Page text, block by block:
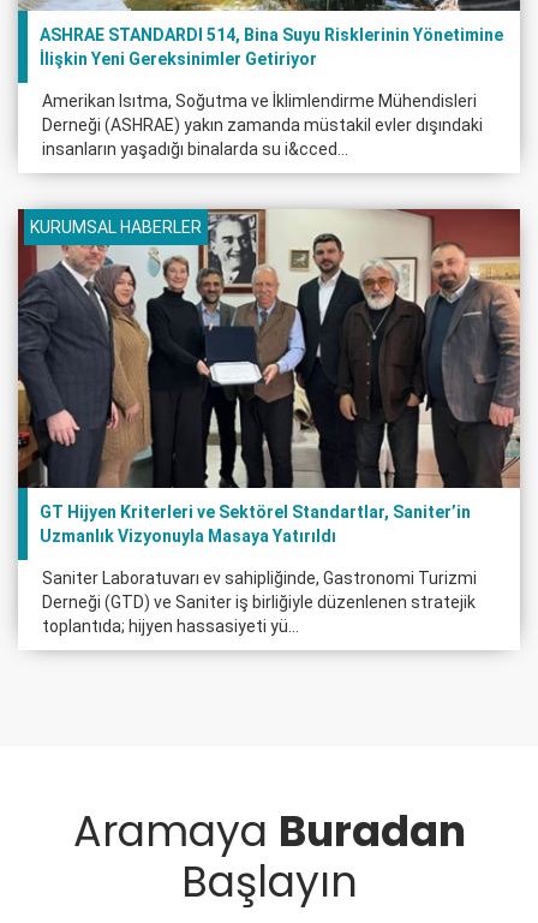
ASHRAE STANDARDI 514, Bina Suyu Risklerinin Yönetimine
İlişkin Yeni Gereksinimler Getiriyor
Amerikan Isıtma, Soğutma ve İklimlendirme Mühendisleri
Derneği (ASHRAE) yakın zamanda müstakil evler dışındaki
insanların yaşadığı binalarda su i&cced...
KURUMSAL HABERLER
GT Hijyen Kriterleri ve Sektörel Standartlar, Saniter’in
Uzmanlık Vizyonuyla Masaya Yatırıldı
Saniter Laboratuvarı ev sahipliğinde, Gastronomi Turizmi
Derneği (GTD) ve Saniter iş birliğiyle düzenlenen stratejik
toplantıda; hijyen hassasiyeti yü...
Aramaya Buradan
Başlayın